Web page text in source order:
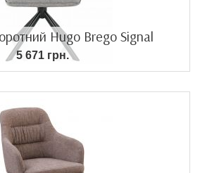
Hugo Brego Signal
5 671 грн.